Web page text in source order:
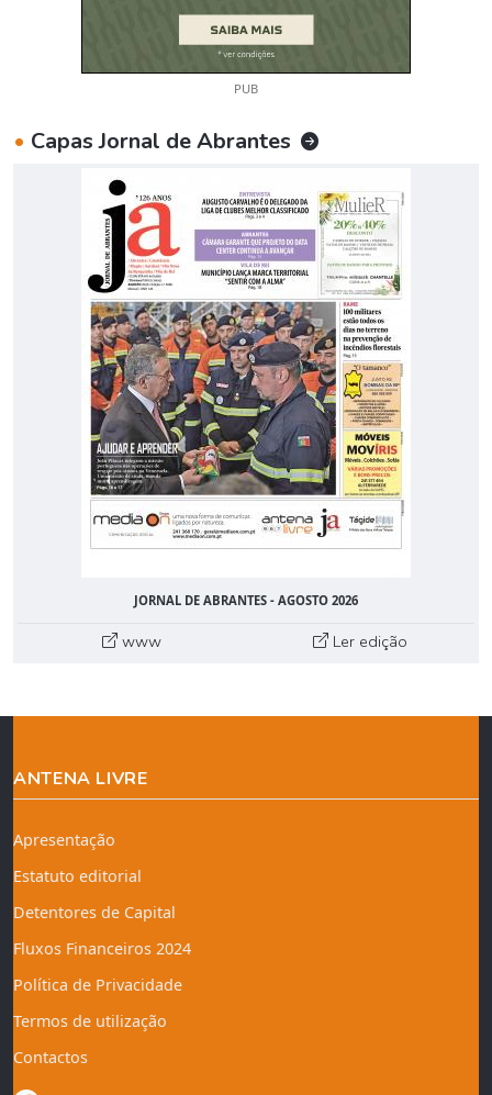
PUB
• Capas Jornal de Abrantes
JORNAL DE ABRANTES - AGOSTO 2026
www Ler edição
ANTENA LIVRE
Apresentação
Estatuto editorial
Detentores de Capital
Fluxos Financeiros 2024
Política de Privacidade
Termos de utilização
Contactos